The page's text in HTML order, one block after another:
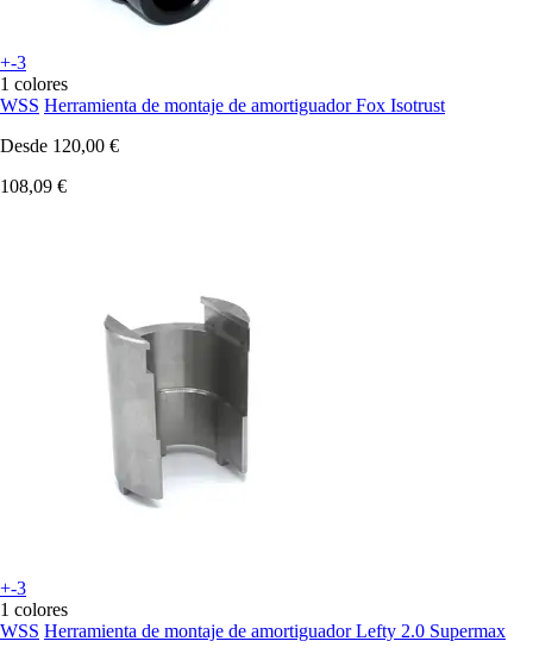
+-3
1 colores
WSS Herramienta de montaje de amortiguador Fox Isotrust
Desde 120,00 €
108,09 €
+-3
1 colores
WSS Herramienta de montaje de amortiguador Lefty 2.0 Supermax